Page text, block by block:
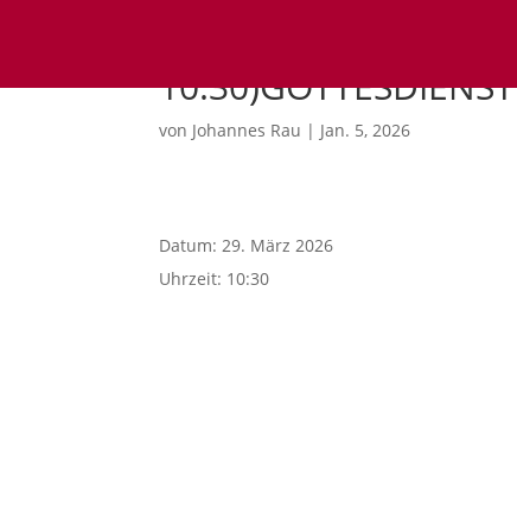
10:30)GOTTESDIENST
von Johannes Rau | Jan. 5, 2026
Datum:29. März 2026
Uhrzeit: 10:30